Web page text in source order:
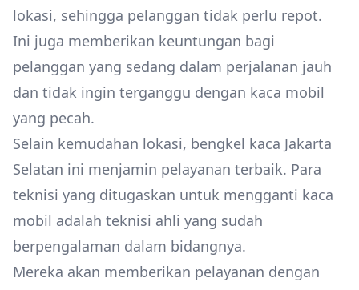
lokasi, sehingga pelanggan tidak perlu repot.
Ini juga memberikan keuntungan bagi
pelanggan yang sedang dalam perjalanan jauh
dan tidak ingin terganggu dengan kaca mobil
yang pecah.
Selain kemudahan lokasi, bengkel kaca Jakarta
Selatan ini menjamin pelayanan terbaik. Para
teknisi yang ditugaskan untuk mengganti kaca
mobil adalah teknisi ahli yang sudah
berpengalaman dalam bidangnya.
Mereka akan memberikan pelayanan dengan